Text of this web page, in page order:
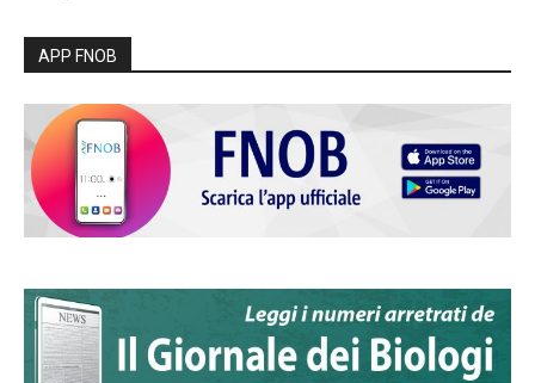
APP FNOB